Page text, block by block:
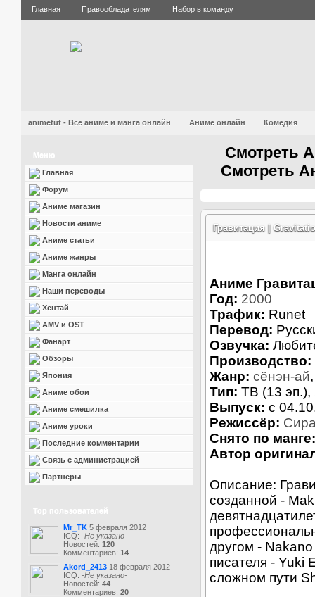
Главная Правообладателям Набор в команду
animetut - Все аниме и манга онлайн Аниме онлайн Комедия
Меню
Главная
Форум
Аниме магазин
Новости аниме
Аниме статьи
Аниме жанры
Манга онлайн
Наши переводы
Хентай
AMV и OST
Фанарт
Обзоры
Япония
Аниме обои
Аниме смешилка
Аниме уроки
Последние комментарии
Связь с администрацией
Партнеры
Top пользователей
Mr_TK 5 февраля 2012
ICQ: -Не указано-
Новостей: 120
Комментариев: 14
Akord_2413 18 февраля 2012
ICQ: -Не указано-
Новостей: 44
Комментариев: 20
Смотреть
Смотреть
Гравитация |
Аниме
Год: 2000
Трафик: Runet
Перевод:
Озвучка:
Производство:
Жанр: сёнэн-ай
Тип: ТВ (13
Выпуск: c
Режиссёр:
Снято по манге:
Автор
Описание:
созданной -
другом -
писателя - Yuki
сложном пути